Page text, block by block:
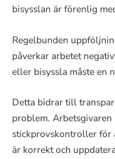
bisysslan är förenlig
Regelbunden
påverkar arbetet
eller bisyssla måste en
Detta bidrar till
problem. Arbetsgivaren
stickprovskontroller för
är korrekt och